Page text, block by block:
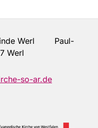
Werl Paul-
Werl
so-ar.de